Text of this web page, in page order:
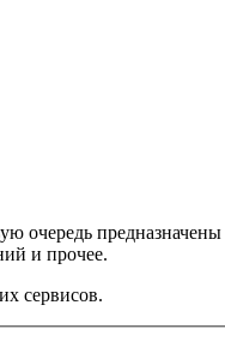
очередь
и прочее.
сервисов.